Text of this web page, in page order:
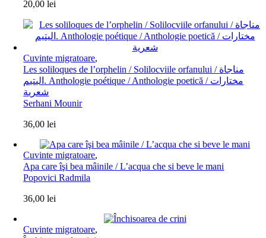
20,00lei
Cuvinte migratoare,
Les soliloques de l’orphelin / Solilocviile orfanului / مناجاة
اليتيم. Anthologie poétique / Anthologie poetică / مختارات
شعرية
Serhani Mounir
36,00lei
Cuvinte migratoare,
Apa care îşi bea mâinile / L’acqua che si beve le mani
Popovici Radmila
36,00lei
Cuvinte migratoare,